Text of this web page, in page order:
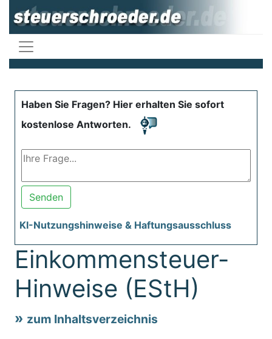
Haben Sie Fragen? Hier erhalten Sie sofort
kostenlose Antworten.
Senden
KI-Nutzungshinweise & Haftungsausschluss
Einkommensteuer-
Hinweise (EStH)
zum Inhaltsverzeichnis